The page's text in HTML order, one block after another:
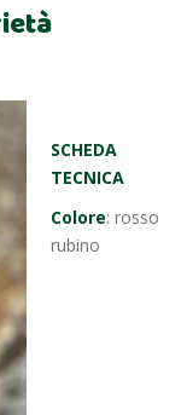
SCHEDA
TECNICA
Colore: rosso
rubino